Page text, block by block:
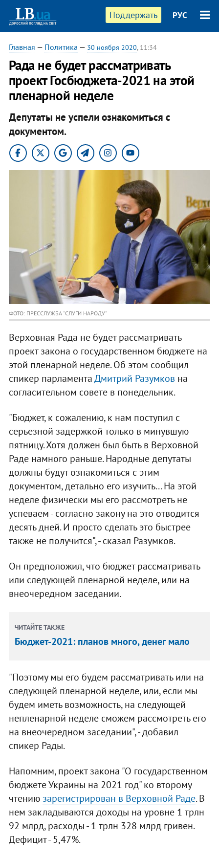
Поддержать РУС
Главная — Политика — 30 ноября 2020, 11:34
Рада не будет рассматривать
проект Госбюджета-2021 на этой
пленарной неделе
Депутаты не успели ознакомиться с
документом.
ФОТО: ПРЕССЛУЖБА "СЛУГИ НАРОДУ"
Верховная Рада не будет рассматривать
проект закона о государственном бюджете на
этой пленарной неделе. Об этом сообщил
спикер парламентаДмитрий Разумков на
согласительном совете в понедельник.
"Бюджет, к сожалению, к нам поступил с
серьезной задержкой только в минувшую
пятницу. Хотя должен был быть в Верховной
Раде намного раньше. Народные депутаты
должны будут ознакомиться с этим
документом, детально его изучить... На этой
неделе физически мы его рассмотреть не
успеваем - согласно закону на это отводится
десять дней. И просто сделать это быстрее
также не получится", - сказал Разумков.
Он предположил, что бюджет рассматривать
или следующей пленарной неделе, или на
внеочередном заседании.
ЧИТАЙТЕ ТАКЖЕ
Бюджет-2021: планов много, денег мало
"Поэтому мы его будем рассматривать или на
следующей пленарной неделе, или, если мы
будем иметь возможность, на следующей
непленарной неделе сможем рассмотреть его
на внеочередном заседании", - добавил
спикер Рады.
Напомним, проект закона "О государственном
бюджете Украины на 2021 год" ко второму
чтению зарегистрирован в Верховной Раде. В
нем закладываются доходы на уровне 1 трлн
92 млрд, расходы - 1 трлн 328 млрд гривен.
Дефицит - 5,47%.